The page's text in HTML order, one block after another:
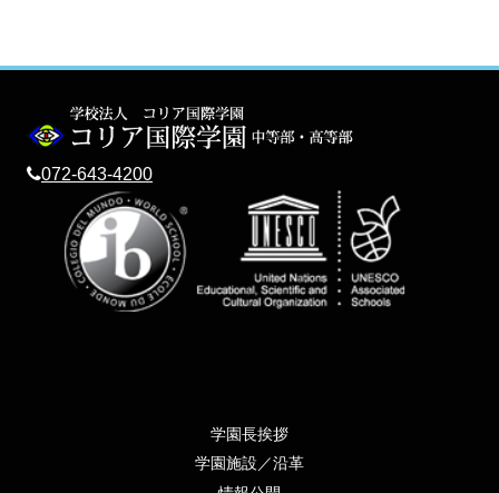
072-643-4200
学園長挨拶
学園施設／沿革